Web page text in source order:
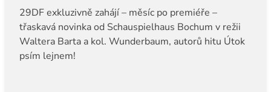
29DF exkluzivně zahájí – měsíc po premiéře –
třaskavá novinka od Schauspielhaus Bochum v režii
Waltera Barta a kol. Wunderbaum, autorů hitu Útok
psím lejnem!